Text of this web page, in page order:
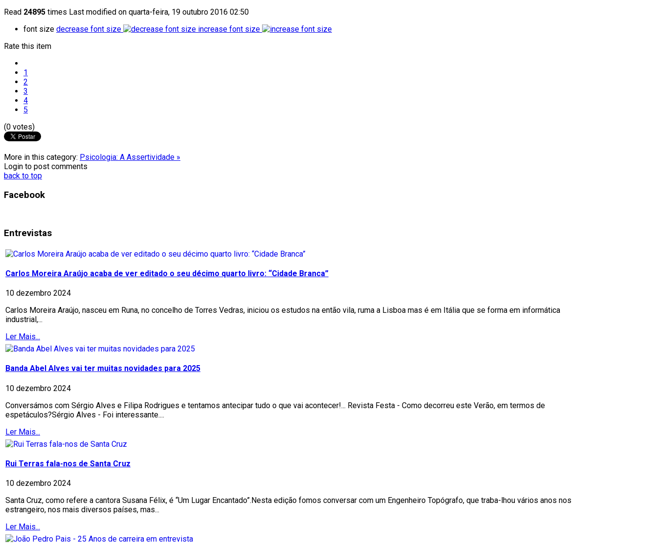
Read 24895 times Last modified on quarta-feira, 19 outubro 2016 02:50
font size decrease font size
increase font size
Rate this item
1
2
3
4
5
(0 votes)
More in this category: Psicologia: A Assertividade »
Login to post comments
back to top
Facebook
Entrevistas
Carlos Moreira Araújo acaba de ver editado o seu décimo quarto livro: “Cidade Branca”
10 dezembro 2024
Carlos Moreira Araújo, nasceu em Runa, no concelho de Torres Vedras, iniciou os estudos na então vila, ruma a Lisboa mas é em Itália que se forma em informática
industrial,...
Ler Mais...
Banda Abel Alves vai ter muitas novidades para 2025
10 dezembro 2024
Conversámos com Sérgio Alves e Filipa Rodrigues e tentamos antecipar tudo o que vai acontecer!... Revista Festa - Como decorreu este Verão, em termos de
espetáculos?Sérgio Alves - Foi interessante....
Ler Mais...
Rui Terras fala-nos de Santa Cruz
10 dezembro 2024
Santa Cruz, como refere a cantora Susana Félix, é “Um Lugar Encantado”.Nesta edição fomos conversar com um Engenheiro Topógrafo, que traba-lhou vários anos nos
estrangeiro, nos mais diversos países, mas...
Ler Mais...